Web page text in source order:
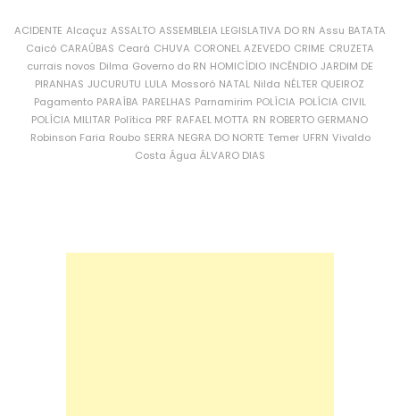
ACIDENTE Alcaçuz ASSALTO ASSEMBLEIA LEGISLATIVA DO RN Assu BATATA
Caicó CARAÚBAS Ceará CHUVA CORONEL AZEVEDO CRIME CRUZETA
currais novos Dilma Governo do RN HOMICÍDIO INCÊNDIO JARDIM DE
PIRANHAS JUCURUTU LULA Mossoró NATAL Nilda NÉLTER QUEIROZ
Pagamento PARAÍBA PARELHAS Parnamirim POLÍCIA POLÍCIA CIVIL
POLÍCIA MILITAR Política PRF RAFAEL MOTTA RN ROBERTO GERMANO
Robinson Faria Roubo SERRA NEGRA DO NORTE Temer UFRN Vivaldo
Costa Água ÁLVARO DIAS